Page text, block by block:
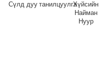
Сүлд дуу танилцуулгаХүйсийн
Найман
Нуур